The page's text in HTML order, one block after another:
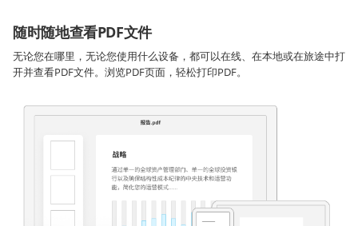
随时随地查看PDF文件
无论您在哪里，无论您使用什么设备，都可以在线、在本地或在旅途中打
开并查看PDF文件。浏览PDF页面，轻松打印PDF。